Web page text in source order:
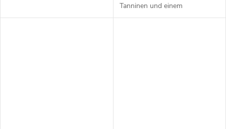
Tanninen und einem
ausgewogenen Abgang.